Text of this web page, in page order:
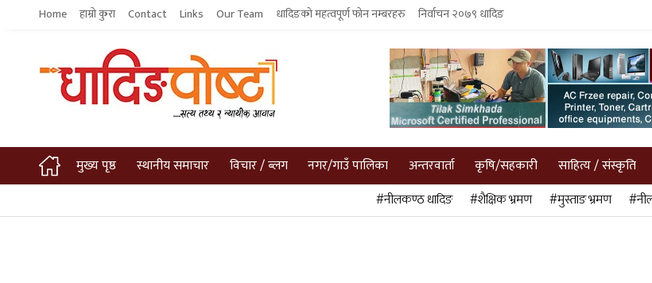
Home हाम्रो कुरा Contact Links Our Team धादिङको महत्वपूर्ण फोन नम्बरहरु निर्वाचन २०७९ धादिङ
मुख्य पृष्ठ स्थानीय समाचार विचार / ब्लग नगर/गाउँ पालिका अन्तरवार्ता कृषि/सहकारी साहित्य / संस्कृति
#नीलकण्ठ धादिङ #शैक्षिक भ्रमण #मुस्ताङ भ्रमण